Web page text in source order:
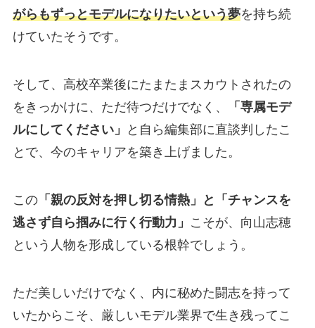
がらもずっとモデルになりたいという夢を持ち続
けていたそうです。
そして、高校卒業後にたまたまスカウトされたの
をきっかけに、ただ待つだけでなく、
「専属モデ
ルにしてください」
と自ら編集部に直談判したこ
とで、今のキャリアを築き上げました。
この「親の反対を押し切る情熱」と「チャンスを
逃さず自ら掴みに行く行動力」 こそが、向山志穂
という人物を形成している根幹でしょう。
ただ美しいだけでなく、内に秘めた闘志を持って
いたからこそ、厳しいモデル業界で生き残ってこ